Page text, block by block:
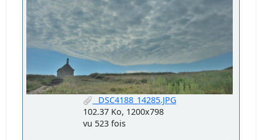
_DSC4188_14285.JPG
102.37 Ko, 1200x798
vu 523 fois